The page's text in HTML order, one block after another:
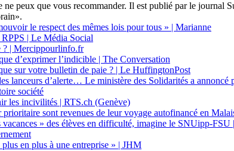
peux que vous recommander. Il est publié par le journal
le respect des mêmes lois pour tous » | Marianne
RPPS | Le Média Social
? | Mercippourlinfo.fr
d’exprimer l’indicible | The Conversation
sur votre bulletin de paie ? | Le HuffingtonPost
lanceurs d’alerte… Le ministère des Solidarités a annoncé
société
les incivilités | RTS.ch (Genève)
sont revenues de leur voyage autofinancé en
vacances » des élèves en difficulté, imagine le SNUipp-
en plus à une entreprise » | JHM